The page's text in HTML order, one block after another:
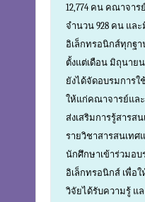
12,774 คน คณาจา
จำนวน 928 คน แล
อิเล็กทรอนิกส์ทุกฐา
ตั้งแต่เดือน มิถุนาย
ยังได้จัดอบรมการ
ให้แก่คณาจารย์แล
ส่งเสริมการรู้สารส
รายวิชาสารสนเทศ
นักศึกษาเข้าร่วมอ
อิเล็กทรอนิกส์ เพื่อ
วิจัยได้รับความรู้ แ